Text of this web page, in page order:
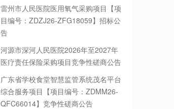
雷州市人民医院医用氧气采购项目【项
目编号：ZDZJ26-ZFG18059】招标公
告
河源市深河人民医院2026年至2027年
医疗责任保险采购项目竞争性磋商公告
广东省学校食堂智慧监管系统茂名平台
综合服务项目【项目编号：ZDMM26-
QFC66014】竞争性磋商公告